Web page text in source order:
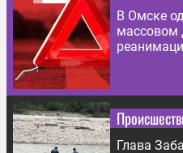
В Омске
массовом
Глава